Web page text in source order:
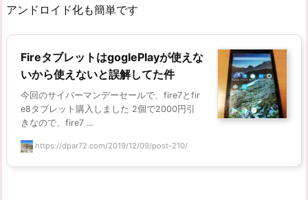
アンドロイド化も簡単です
FireタブレットはgoglePlayが使えな
いから使えないと誤解してた件
今回のサイバーマンデーセールで、fire7とfir
e8タブレット購入しました 2個で2000円引
きなので、fire7 ...
https://dpar72.com/2019/12/09/post-210/